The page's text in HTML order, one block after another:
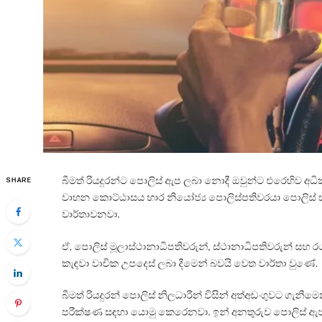
SHARE
බීමත් රියදුරන්ට පොලිස් ඇප ලබා නොදී ඔවුන්ට එරෙහිව
වාහන කොට්ඨාසය භාර නියෝජ්‍ය පොලිස්පතිවරයා පොලිස්
වාර්තාවනවා.
ඒ, පොලිස් මූලාස්ථානාධිපතිවරුන්, ස්ථානාධිපතිවරුන් සහ
කැඳවා වාචික උපදෙස් ලබා දීමෙන් බවයි වෙත වාර්තා වුණේ.
බීමත් රියදුරන් පොලිස් නිලධාරීන් විසින් අත්අඩංගුවට
පරීක්ෂණ සඳහා යොමු කෙරෙනවා. ඉන් අනතුරුව පොලිස්